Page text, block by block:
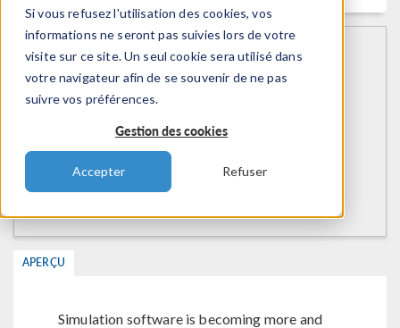
Si vous refusez l'utilisation des cookies, vos
informations ne seront pas suivies lors de votre
visite sur ce site. Un seul cookie sera utilisé dans
votre navigateur afin de se souvenir de ne pas
suivre vos préférences.
Gestion des cookies
Accepter Refuser
APERÇU
Simulation software is becoming more and